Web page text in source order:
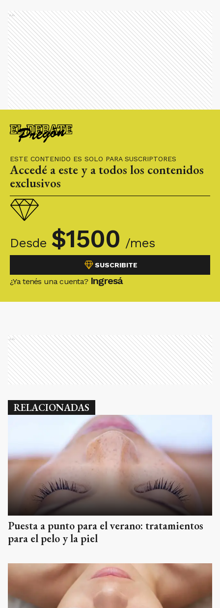
ESTE CONTENIDO ES SOLO PARA SUSCRIPTORES
Accedé a este y a todos los contenidos
exclusivos
Desde $1500 /mes
SUSCRIBITE
¿Ya tenés una cuenta? Ingresá
Ads
Ads
RELACIONADAS
Puesta a punto para el verano: tratamientos
para el pelo y la piel